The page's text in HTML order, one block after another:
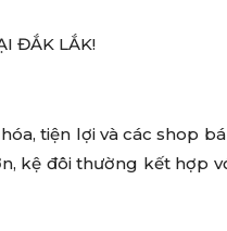
ĐẮK LẮK!
tiện lợi và các shop
kệ đôi thường kết hợp